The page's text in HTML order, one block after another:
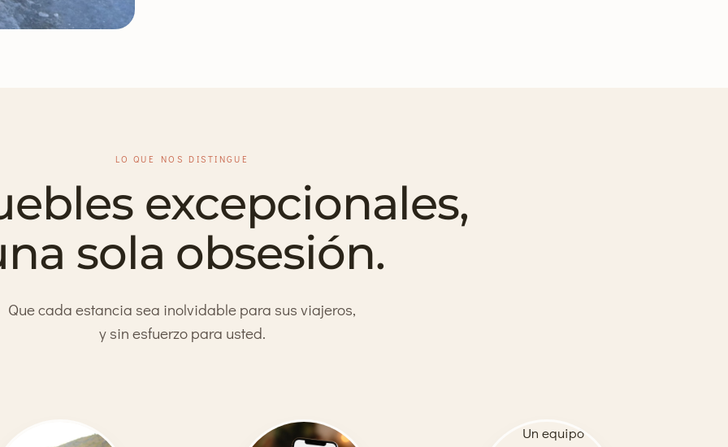
LO QUE NOS DISTINGUE
excepcionales,
sola obsesión.
Que cada estancia sea inolvidable para sus viajeros,
y sin esfuerzo para usted.